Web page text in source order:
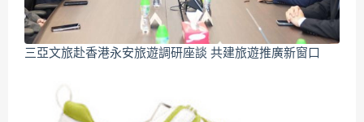
三亞文旅赴香港永安旅遊調研座談 共建旅遊推廣新窗口